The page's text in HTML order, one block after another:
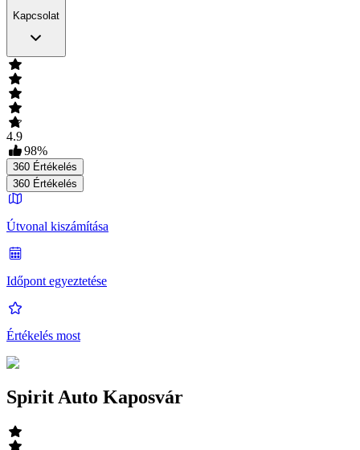
Kapcsolat
4.9
98%
360 Értékelés
360 Értékelés
Útvonal kiszámítása
Időpont egyeztetése
Értékelés most
Spirit Auto Kaposvár